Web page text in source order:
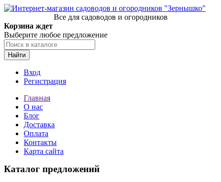
Все для садоводов и огородников
Корзина ждет
Выберите любое предложение
Найти
Вход
Регистрация
Главная
О нас
Блог
Доставка
Оплата
Контакты
Карта сайта
Каталог предложений